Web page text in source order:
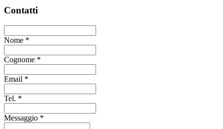
Contatti
Nome *
Cognome *
Email *
Tel. *
Messaggio *